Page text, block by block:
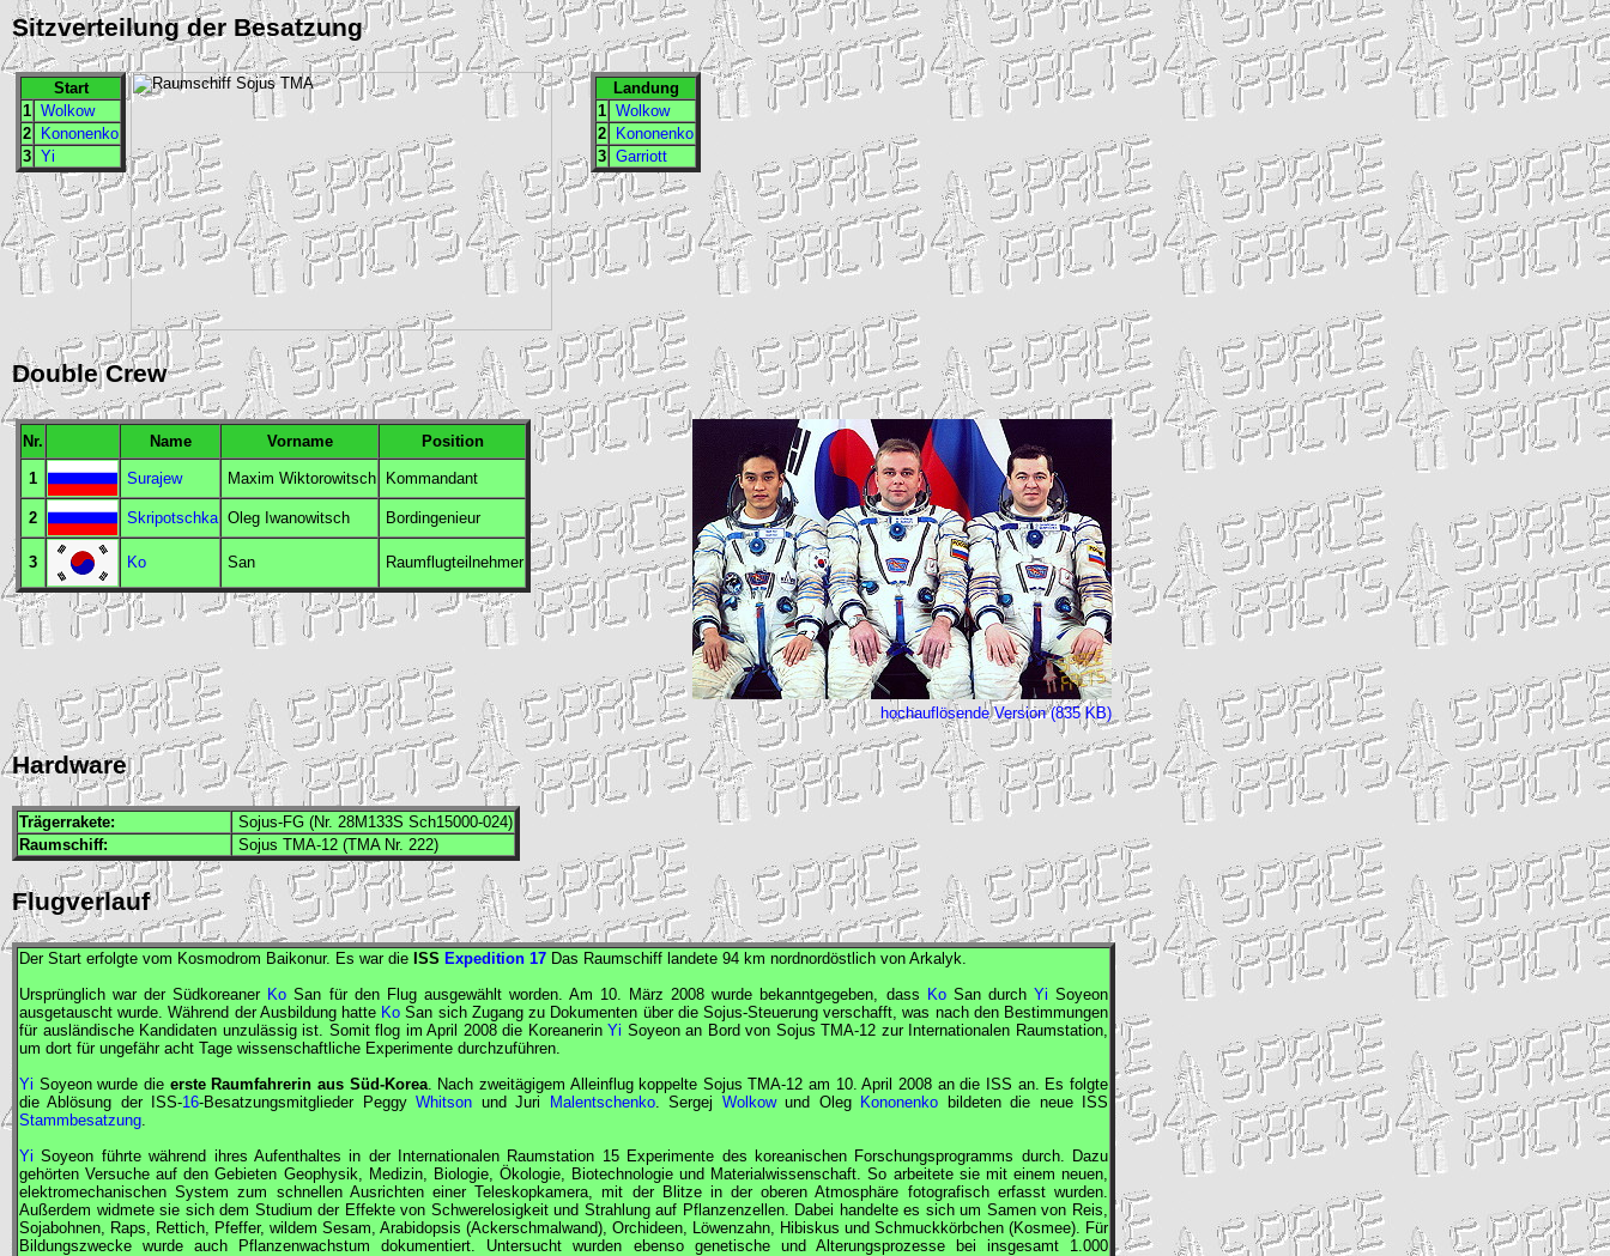
Sitzverteilung der Besatzung
Start
1 Wolkow
2
Kononenko
3 Yi
Landung
1 Wolkow
2
Kononenko
3 Garriott
Double Crew
Nr. Name Vorname Position
1 Surajew Maxim Wiktorowitsch Kommandant
2 Skripotschka Oleg Iwanowitsch Bordingenieur
3 Ko San Raumflugteilnehmer
hochauflösende Version (835 KB)
Hardware
Trägerrakete:
Sojus-FG (Nr. 28M133S Sch15000-024)
Raumschiff:
Sojus TMA-12 (TMA Nr. 222)
Flugverlauf
Der Start erfolgte vom Kosmodrom Baikonur. Es war die ISS Expedition 17 Das Raumschiff landete 94 km nordnordöstlich von Arkalyk.
Ursprünglich war der Südkoreaner Ko San für den Flug ausgewählt worden. Am 10. März 2008 wurde bekanntgegeben, dass KoSan durch Yi Soyeon
ausgetauscht wurde. Während der Ausbildung hatte Ko San sich Zugang zu Dokumenten über die Sojus-Steuerung verschafft, was nach den Bestimmungen
für ausländische Kandidaten unzulässig ist. Somit flog im April 2008 die KoreanerinYi Soyeon an Bord von Sojus TMA-12 zur Internationalen Raumstation,
um dort für ungefähr acht Tage wissenschaftliche Experimente durchzuführen.
Yi Soyeon wurde die erste Raumfahrerin aus Süd-Korea. Nach zweitägigem Alleinflug koppelte Sojus TMA-12 am 10. April 2008 an die ISS an. Es folgte
die Ablösung der
ISS-16-Besatzungsmitglieder PeggyWhitson und Juri Malentschenko. Sergej Wolkowund Oleg Kononenko bildeten die neue
ISS
Stammbesatzung
Yi Soyeon führte während ihres Aufenthaltes in der Internationalen Raumstation 15 Experimente des koreanischen Forschungsprogramms durch. Dazu
gehörten Versuche auf den Gebieten Geophysik, Medizin, Biologie, Ökologie, Biotechnologie und Materialwissenschaft. So arbeitete sie mit einem neuen,
elektromechanischen System zum schnellen Ausrichten einer Teleskopkamera, mit der Blitze in der oberen Atmosphäre fotografisch erfasst wurden.
Außerdem widmete sie sich dem Studium der Effekte von Schwerelosigkeit und Strahlung auf Pflanzenzellen. Dabei handelte es sich um Samen von Reis,
Sojabohnen, Raps, Rettich, Pfeffer, wildem Sesam, Arabidopsis (Ackerschmalwand), Orchideen, Löwenzahn, Hibiskus und Schmuckkörbchen (Kosmee). Für
Bildungszwecke wurde auch Pflanzenwachstum dokumentiert. Untersucht wurden ebenso genetische und Alterungsprozesse bei insgesamt 1.000